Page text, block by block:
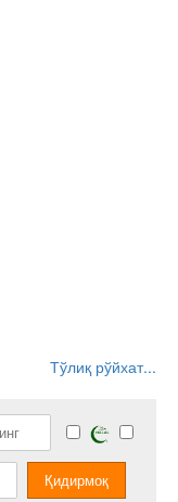
Тўлиқ рўйхат...